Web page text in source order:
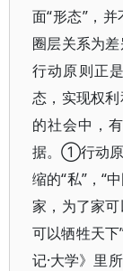
面“形态”，
圈层关系为
行动原则正
态，实现权
的社会中，
据。①行动原
缩的“私”，“
家，为了家
可以牺牲天下
记·大学》里